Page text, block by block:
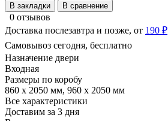
В закладки
В сравнение
0 отзывов
Доставка послезавтра и позже, от 190 ₽
Самовывоз сегодня, бесплатно
Назначение двери
Входная
Размеры по коробу
860 x 2050 мм, 960 x 2050 мм
Все характеристики
Доставим за 3 дня